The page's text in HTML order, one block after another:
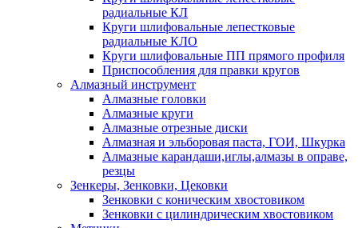
радиальные КЛ
Круги шлифовальные лепестковые
радиальные КЛО
Круги шлифовальные ПП прямого профиля
Приспособления для правки кругов
Алмазный инструмент
Алмазные головки
Алмазные круги
Алмазные отрезные диски
Алмазная и эльборовая паста, ГОИ, Шкурка
Алмазные карандаши,иглы,алмазы в оправе,
резцы
Зенкеры, Зенковки, Цековки
Зенковки с коническим хвостовиком
Зенковки с цилиндрическим хвостовиком